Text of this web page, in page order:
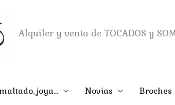
Alquiler y venta de TOCADOS y
joya… Novias Broches